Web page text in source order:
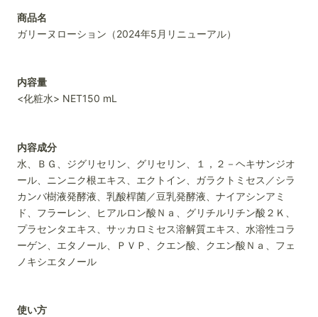
商品名
ガリーヌローション（2024年5月リニューアル）
内容量
<化粧水> NET150 mL
内容成分
水、ＢＧ、ジグリセリン、グリセリン、１，２－ヘキサンジオ
ール、ニンニク根エキス、エクトイン、ガラクトミセス／シラ
カンバ樹液発酵液、乳酸桿菌／豆乳発酵液、ナイアシンアミ
ド、フラーレン、ヒアルロン酸Ｎａ、グリチルリチン酸２Ｋ、
プラセンタエキス、サッカロミセス溶解質エキス、水溶性コラ
ーゲン、エタノール、ＰＶＰ、クエン酸、クエン酸Ｎａ、フェ
ノキシエタノール
使い方